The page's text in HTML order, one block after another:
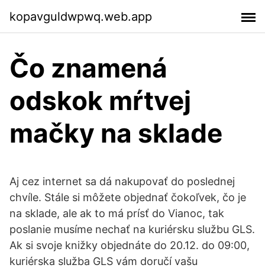
kopavguldwpwq.web.app
Čo znamená
odskok mŕtvej
mačky na sklade
Aj cez internet sa dá nakupovať do poslednej
chvíle. Stále si môžete objednať čokoľvek, čo je
na sklade, ale ak to má prísť do Vianoc, tak
poslanie musíme nechať na kuriérsku službu GLS.
Ak si svoje knižky objednáte do 20.12. do 09:00,
kuriérska služba GLS vám doručí vašu